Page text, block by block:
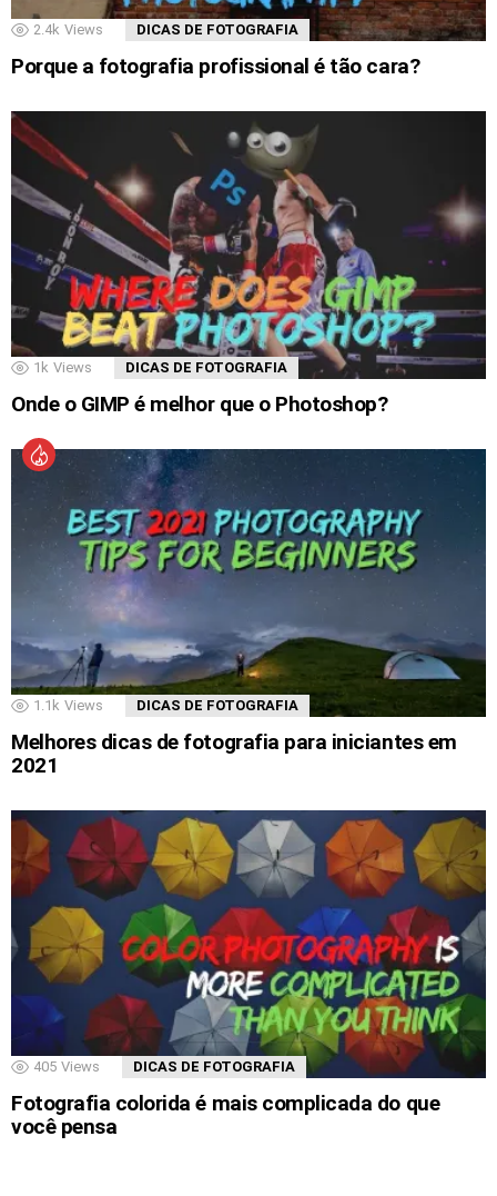
2.4k Views DICAS DE FOTOGRAFIA
Porque a fotografia profissional é tão cara?
1k Views DICAS DE FOTOGRAFIA
Onde o GIMP é melhor que o Photoshop?
1.1k Views DICAS DE FOTOGRAFIA
Melhores dicas de fotografia para iniciantes em
2021
405 Views DICAS DE FOTOGRAFIA
Fotografia colorida é mais complicada do que
você pensa